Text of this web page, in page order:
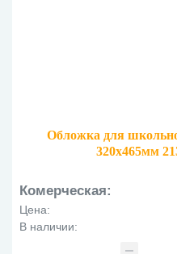
Обложка для
320х465мм
Комерческая:
Цена:
В наличии: